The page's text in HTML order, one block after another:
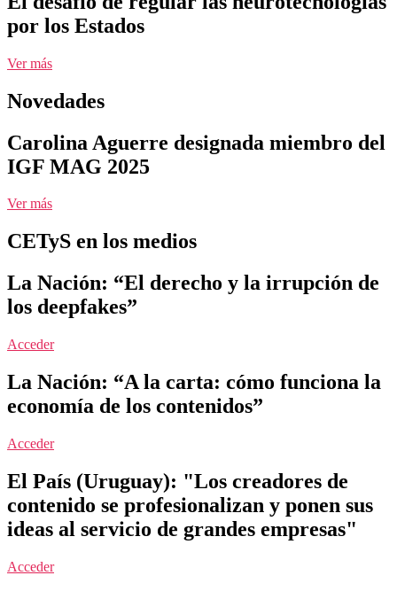
por los Estados
Ver más
Novedades
Carolina Aguerre designada miembro del
IGF MAG 2025
Ver más
CETyS en los medios
La Nación: “El derecho y la irrupción de
los deepfakes”
Acceder
La Nación: “A la carta: cómo funciona la
economía de los contenidos”
Acceder
El País (Uruguay): "Los creadores de
contenido se profesionalizan y ponen sus
ideas al servicio de grandes empresas"
Acceder